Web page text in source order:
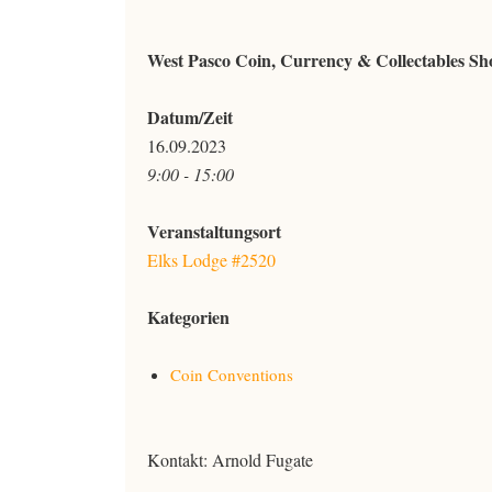
West Pasco Coin, Currency & Collectables
Datum/Zeit
16.09.2023
9:00 - 15:00
Veranstaltungsort
Elks Lodge #2520
Kategorien
Coin Conventions
Kontakt: Arnold Fugate